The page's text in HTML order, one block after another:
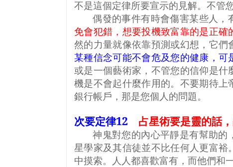
不是這個定律所要宣示的見解。不管
偶發的事件有時會傷害某些人
免會犯錯，想要投機致富靠的是正確
然的力量就像依靠預測或幻想，它們
某種信念可能不會危及您的健康，可
或是一個藝術家，不管您的信仰是
機是不會起什麼作用的。不要期待
銀行帳戶，那是您個人的問題。
次要定律12 占星術要是靈的話
神鬼對您的內心平靜是有幫助的
星學家及其信徒並不比任何人更富
中摸索。人人都喜歡富有，而他們和